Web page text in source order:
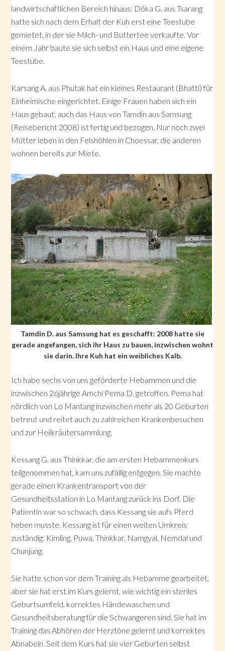
landwirtschaftlichen Bereich hinaus: Döka G. aus Tsarang
hatte sich nach dem Erhalt der Kuh erst eine Teestube
gemietet, in der sie Milch- und Buttertee verkaufte. Vor
einem Jahr baute sie sich selbst ein Haus und eine eigene
Teestube.
Karsang A. aus Phutak hat ein kleines Restaurant (Bhatti) für
Einheimische eingerichtet. Einige Frauen haben sich ein
Haus gebaut; auch das Haus von Tamdin aus Samsung
(Reisebericht 2008) ist fertig und bezogen. Nur noch zwei
Mütter leben in den Felshöhlen in Choessar, die anderen
wohnen bereits zur Miete.
Tamdin D. aus Samsung hat es geschafft: 2008 hatte sie
gerade angefangen, sich ihr Haus zu bauen, inzwischen wohnt
sie darin. Ihre Kuh hat ein weibliches Kalb.
Ich habe sechs von uns geförderte Hebammen und die
inzwischen 26jährige Amchi Pema D. getroffen. Pema hat
nördlich von Lo Mantang inzwischen mehr als 20 Geburten
betreut und reitet auch zu zahlreichen Krankenbesuchen
und zur Heilkräutersammlung.
Kessang G. aus Thinkkar, die am ersten Hebammenkurs
teilgenommen hat, kam uns zufällig entgegen. Sie machte
gerade einen Krankentransport von der
Gesundheitsstation in Lo Mantang zurück ins Dorf. Die
Patientin war so schwach, dass Kessang sie aufs Pferd
heben musste. Kessang ist für einen weiten Umkreis
zuständig: Kimling, Puwa, Thinkkar, Namgyal, Nemdal und
Chunjung.
Sie hatte schon vor dem Training als Hebamme gearbeitet,
aber sie hat erst im Kurs gelernt, wie wichtig ein steriles
Geburtsumfeld, korrektes Händewaschen und
Gesundheitsberatung für die Schwangeren sind. Sie hat im
Training das Abhören der Herztöne gelernt und korrektes
Abnabeln. Seit dem Kurs hat sie vier Geburten selbst